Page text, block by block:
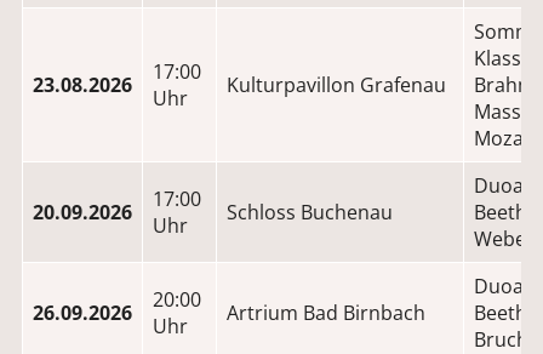
23.08.2026
17:00
Uhr
Kulturpavillon Grafenau
20.09.2026
17:00
Uhr
Schloss Buchenau
26.09.2026
20:00
Uhr
Artrium Bad Birnbach
Bruch